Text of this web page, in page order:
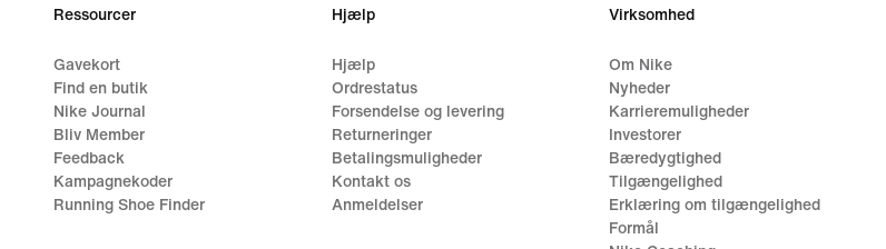
Ressourcer
Gavekort
Find en butik
Nike Journal
Bliv Member
Feedback
Kampagnekoder
Running Shoe Finder
Hjælp
Hjælp
Ordrestatus
Forsendelse og levering
Returneringer
Betalingsmuligheder
Kontakt os
Anmeldelser
Virksomhed
Om Nike
Nyheder
Karrieremuligheder
Investorer
Bæredygtighed
Tilgængelighed
Erklæring om tilgængelighed
Formål